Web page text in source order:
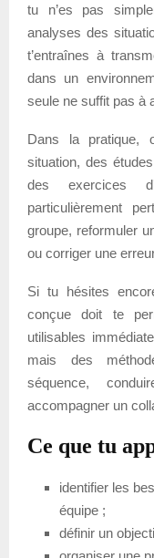
tu n’es pas
analyses des
t’entraînes à
dans un
seule ne suffit pas à
Dans la pratique,
situation, des
des exercices
particulièrement
groupe, reformuler
ou corriger une
Si tu hésites
conçue doit te
utilisables
mais des
séquence,
accompagner un
Ce que tu
identifier les
équipe ;
définir un